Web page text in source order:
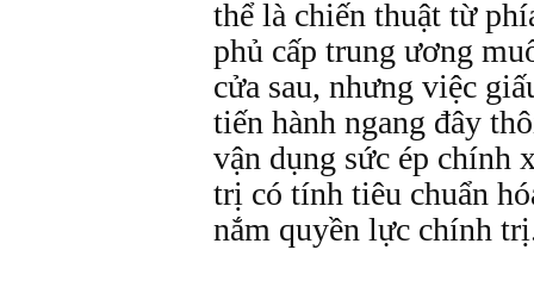
thể là chiến thuật từ
phủ cấp trung ương
cửa sau, nhưng việc
tiến hành ngang đây
vận dụng sức ép chính
trị có tính tiêu chuẩn
nắm quyền lực chính